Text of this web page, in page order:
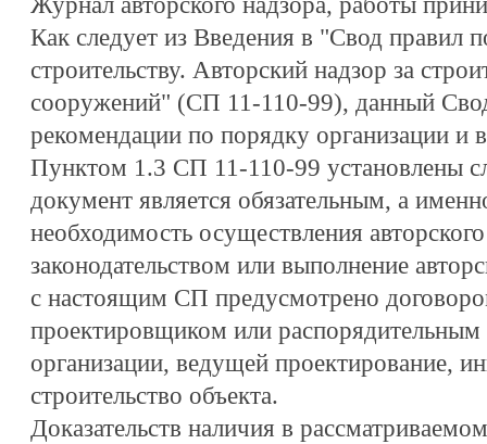
Как следует из Введения в "Свод правил
строительству. Авторский надзор за
сооружений" (СП 11-110-99), данный
рекомендации по порядку организации и
Пунктом 1.3 СП 11-110-99 установлены
документ является обязательным, а
необходимость осуществления
законодательством или выполнение
с настоящим СП предусмотрено
проектировщиком или
организации, ведущей проектирование,
строительство объекта.
Доказательств наличия в